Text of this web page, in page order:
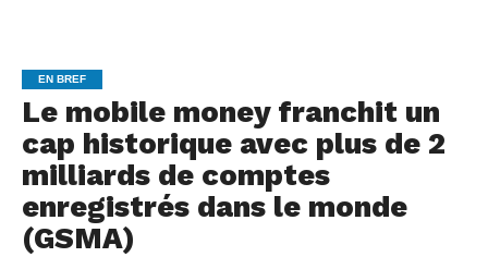
EN BREF
Le mobile money franchit un
cap historique avec plus de 2
milliards de comptes
enregistrés dans le monde
(GSMA)